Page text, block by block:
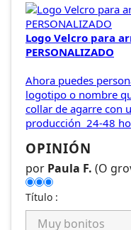
Logo Velcro para
PERSONALIZADO
Ahora puedes
logotipo o nombre
collar de agarre con
producción 24-48
OPINIÓN
por Paula F. (O
Título :